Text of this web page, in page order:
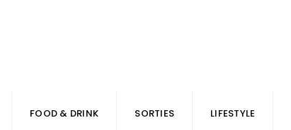
FOOD & DRINK SORTIES LIFESTYLE